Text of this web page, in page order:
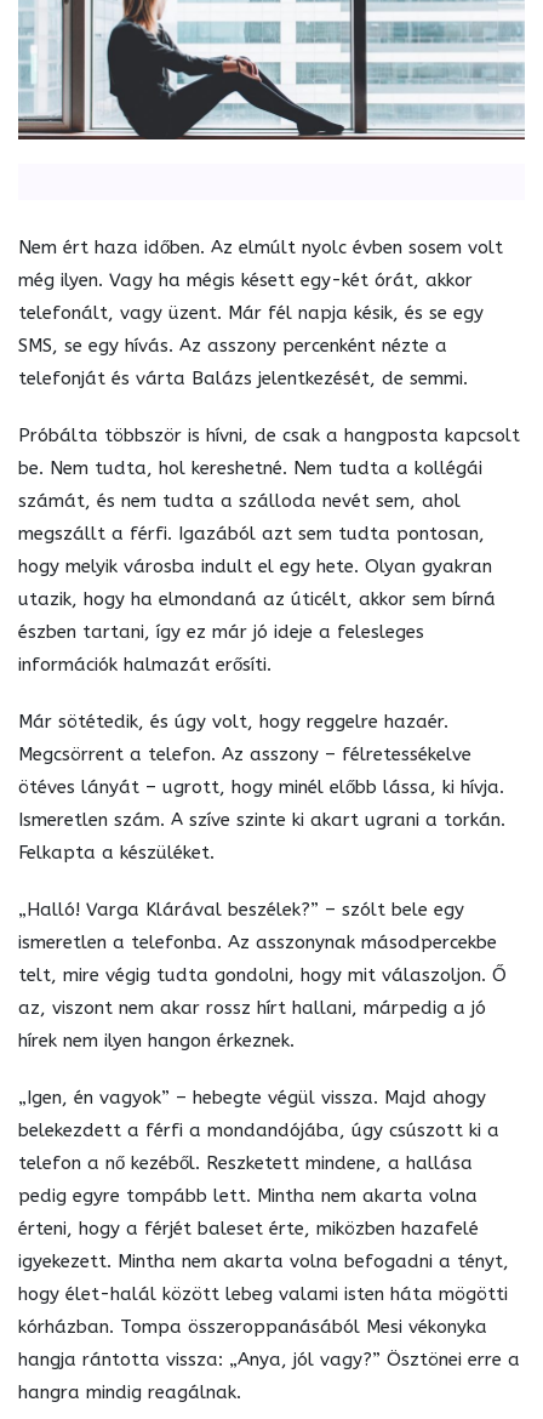
Nem ért haza időben. Az elmúlt nyolc évben sosem volt
még ilyen. Vagy ha mégis késett egy-két órát, akkor
telefonált, vagy üzent. Már fél napja késik, és se egy
SMS, se egy hívás. Az asszony percenként nézte a
telefonját és várta Balázs jelentkezését, de semmi.
Próbálta többször is hívni, de csak a hangposta kapcsolt
be. Nem tudta, hol kereshetné. Nem tudta a kollégái
számát, és nem tudta a szálloda nevét sem, ahol
megszállt a férfi. Igazából azt sem tudta pontosan,
hogy melyik városba indult el egy hete. Olyan gyakran
utazik, hogy ha elmondaná az úticélt, akkor sem bírná
észben tartani, így ez már jó ideje a felesleges
információk halmazát erősíti.
Már sötétedik, és úgy volt, hogy reggelre hazaér.
Megcsörrent a telefon. Az asszony – félretessékelve
ötéves lányát – ugrott, hogy minél előbb lássa, ki hívja.
Ismeretlen szám. A szíve szinte ki akart ugrani a torkán.
Felkapta a készüléket.
„Halló! Varga Klárával beszélek?” – szólt bele egy
ismeretlen a telefonba. Az asszonynak másodpercekbe
telt, mire végig tudta gondolni, hogy mit válaszoljon. Ő
az, viszont nem akar rossz hírt hallani, márpedig a jó
hírek nem ilyen hangon érkeznek.
„Igen, én vagyok” – hebegte végül vissza. Majd ahogy
belekezdett a férfi a mondandójába, úgy csúszott ki a
telefon a nő kezéből. Reszketett mindene, a hallása
pedig egyre tompább lett. Mintha nem akarta volna
érteni, hogy a férjét baleset érte, miközben hazafelé
igyekezett. Mintha nem akarta volna befogadni a tényt,
hogy élet-halál között lebeg valami isten háta mögötti
kórházban. Tompa összeroppanásából Mesi vékonyka
hangja rántotta vissza: „Anya, jól vagy?” Ösztönei erre a
hangra mindig reagálnak.